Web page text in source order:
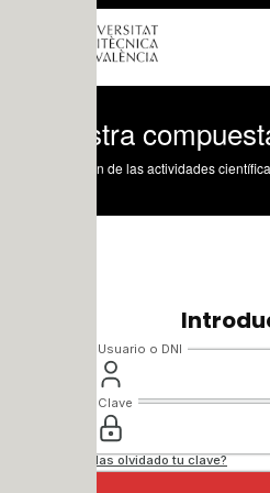
compuesta de
de las actividades científicas,